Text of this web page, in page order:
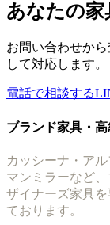
あなたの家
お問い合わせか
して対応します。
電話で相談する
ブランド家具・
カッシーナ・ア
マンミラーなど
ザイナーズ家具
ております。